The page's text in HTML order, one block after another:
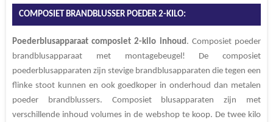
COMPOSIET BRANDBLUSSER POEDER 2-KILO:
Poederblusapparaat composiet 2-kilo inhoud . Composiet poeder
brandblusapparaat met montagebeugel! De composiet
poederblusapparaten zijn stevige brandblusapparaten die tegen een
flinke stoot kunnen en ook goedkoper in onderhoud dan metalen
poeder brandblussers. Composiet blusapparaten zijn met
verschillende inhoud volumes in de webshop te koop. De twee kilo